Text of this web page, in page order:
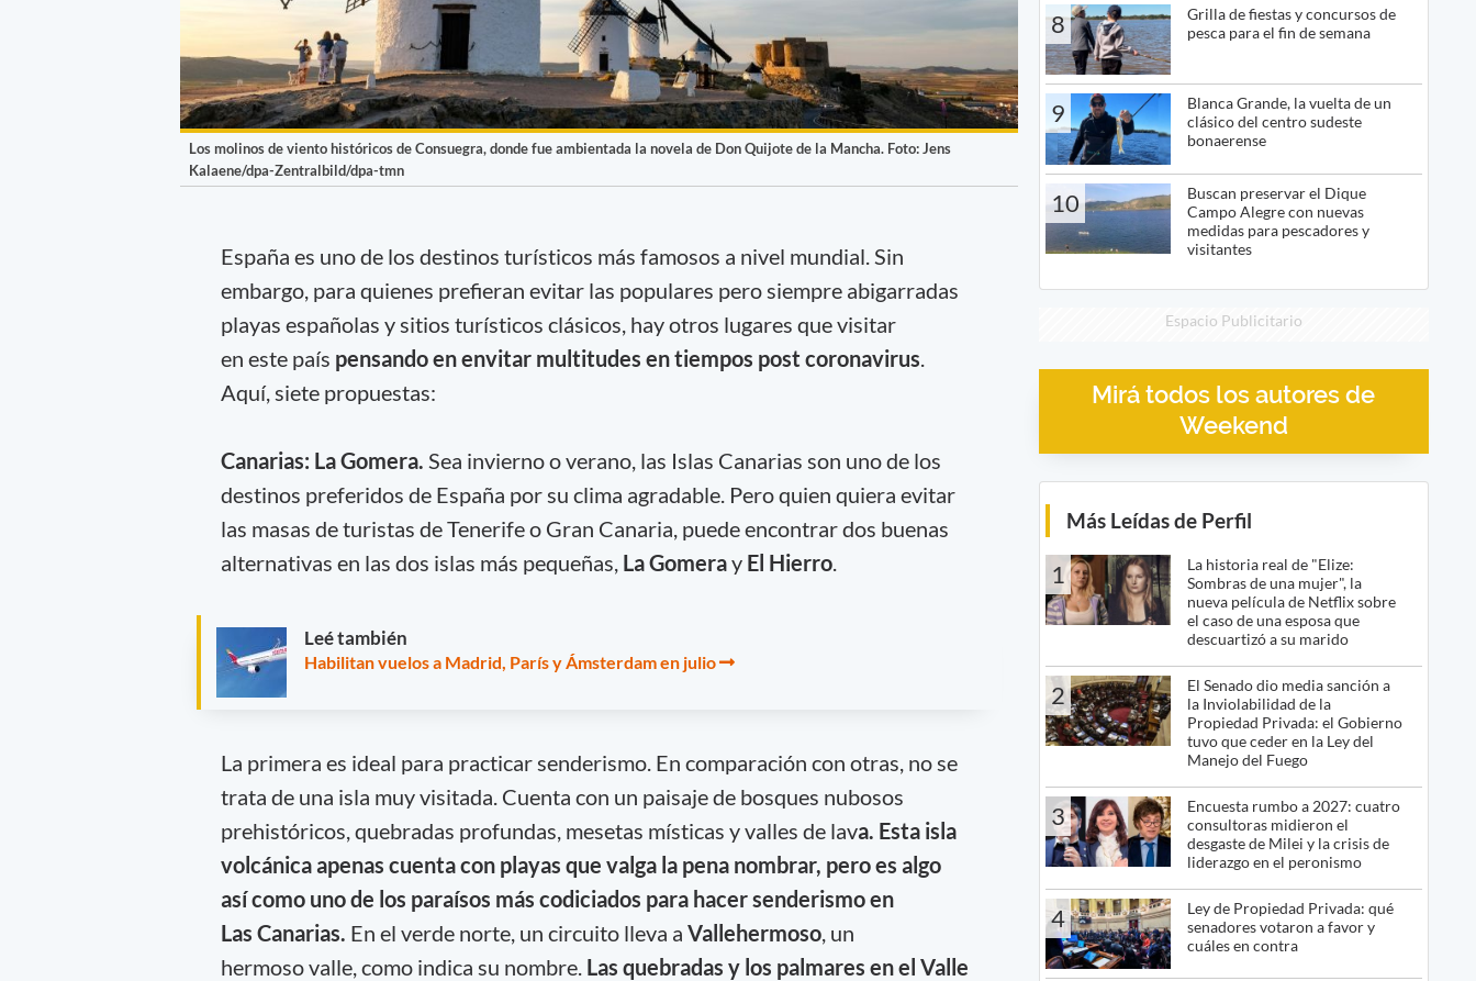
Los molinos de viento históricos de Consuegra, donde fue ambientada la novela de Don Quijote de la Mancha. Foto: Jens
Kalaene/dpa-Zentralbild/dpa-tmn
España es uno de los destinos turísticos más famosos a nivel mundial. Sin
embargo, para quienes prefieran evitar las populares pero siempre abigarradas
playas españolas y sitios turísticos clásicos, hay otros lugares que visitar
en este país pensando en envitar multitudes en tiempos post coronavirus
Aquí, siete propuestas:
Canarias: La Gomera. Sea invierno o verano, las Islas Canarias son uno de los
destinos preferidos de España por su clima agradable. Pero quien quiera evitar
las masas de turistas de Tenerife o Gran Canaria, puede encontrar dos buenas
alternativas en las dos islas más pequeñas, La GomerayEl Hierro.
Leé también
Habilitan vuelos a Madrid, París y Ámsterdam en julio
La primera es ideal para practicar senderismo. En comparación con otras, no se
trata de una isla muy visitada. Cuenta con un paisaje de bosques nubosos
prehistóricos, quebradas profundas, mesetas místicas y valles de lava. Esta isla
volcánica apenas cuenta con playas que valga la pena nombrar, pero es algo
así como uno de los paraísos más codiciados para hacer senderismo en
Las Canarias. En el verde norte, un circuito lleva a Vallehermoso, un
hermoso valle, como indica su nombre. Las quebradas y los palmares en el Valle
8
Grilla de fiestas y concursos de
pesca para el fin de semana
9
Blanca Grande, la vuelta de un
clásico del centro sudeste
bonaerense
10
Buscan preservar el Dique
Campo Alegre con nuevas
medidas para pescadores y
visitantes
Espacio Publicitario
Mirá todos los autores de
Weekend
Más Leídas de Perfil
1
La historia real de "Elize:
Sombras de una mujer", la
nueva película de Netflix sobre
el caso de una esposa que
descuartizó a su marido
2
El Senado dio media sanción a
la Inviolabilidad de la
Propiedad Privada: el Gobierno
tuvo que ceder en la Ley del
Manejo del Fuego
3
Encuesta rumbo a 2027: cuatro
consultoras midieron el
desgaste de Milei y la crisis de
liderazgo en el peronismo
4
Ley de Propiedad Privada: qué
senadores votaron a favor y
cuáles en contra